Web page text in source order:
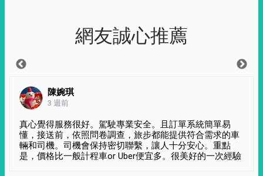
網友誠心推薦
陳婉琪
3 週前
真心覺得服務很好。駕駛專業安全。且訂單系統簡單易
懂，接送前，依照問卷調查，旅步都能提供符合需求的車
輛和司機。司機會保持密切聯繫，讓人十分安心。重點
是，價格比一般計程車or Uber便宜多。很美好的一次經驗